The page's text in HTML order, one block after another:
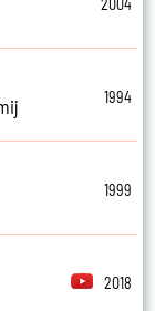
1994
1999
2018